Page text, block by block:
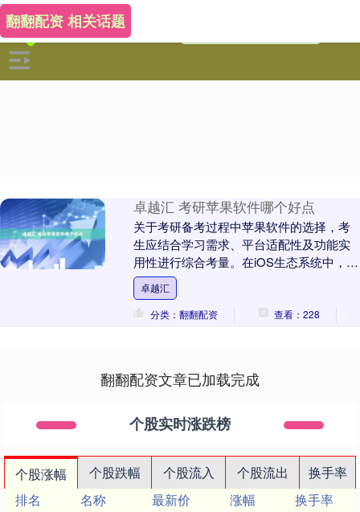
翻翻配资 相关话题
卓越汇 考研苹果软件哪个好点
关于考研备考过程中苹果软件的选择，考
生应结合学习需求、平台适配性及功能实
用性进行综合考量。在iOS生态系统中，多
款应用程序凭借其稳定性与高效性，已成
为广大考研学....
卓越汇
分类：翻翻配资
查看：228
翻翻配资文章已加载完成
个股实时涨跌榜
个股涨幅 个股跌幅 个股流入 个股流出
换手率
排名
名称 最新价 涨幅
换手率